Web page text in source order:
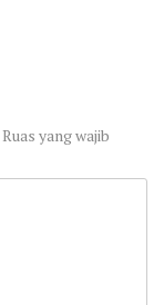
Ruas yang wajib